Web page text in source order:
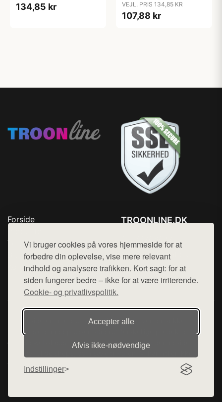
Vi bruger cookies på vores hjemmeside for at
forbedre din oplevelse, vise mere relevant
indhold og analysere trafikken. Kort sagt: for at
siden fungerer bedre – ikke for at være irriterende.
Cookie- og privatlivspolitik.
Accepter alle
Afvis ikke‑nødvendige
Indstillinger
134,85 kr VEJL. PRIS 134,85 KR
107,88 kr
Forside
Top Rabatter
Blog
Kontakt
TROONLINE.DK
Mail: hej@want.dk
Cookie- og privatlivspolitik
Denne side er en del af want.dk, der udgiver en række
hjemmesider med præsentation af forskellige produkter fra
diverse webshops. Der sælges ikke varer fra denne side - vi
henviser til de shops, som sælger varen. Vi har heller ikke
varerne på lager.